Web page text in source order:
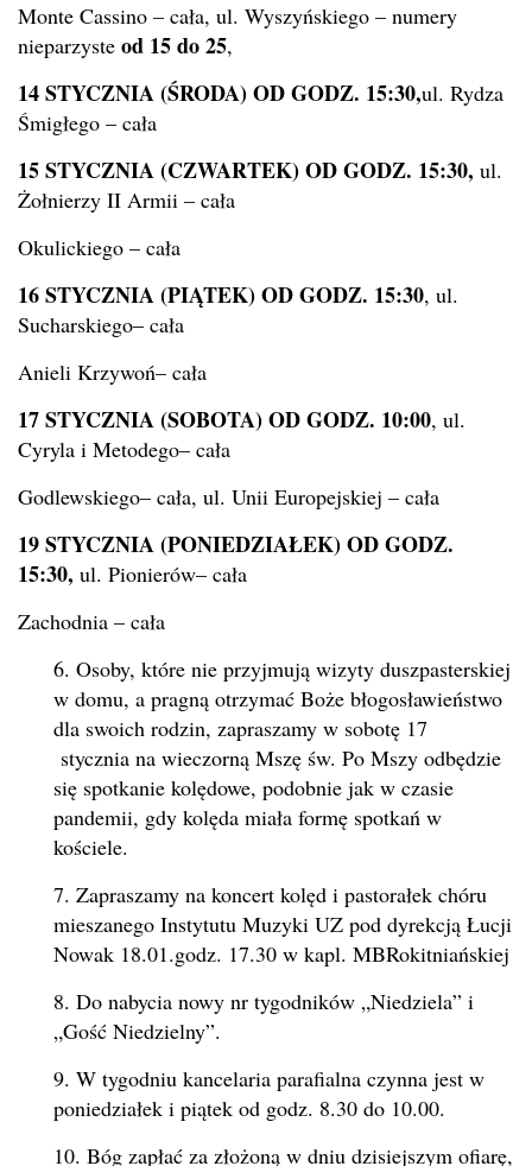
Monte Cassino – cała, ul. Wyszyńskiego – numery
nieparzyste od 15 do 25,
14 STYCZNIA (ŚRODA) OD GODZ. 15:30,ul. Rydza
Śmigłego – cała
15 STYCZNIA (CZWARTEK) OD GODZ. 15:30, ul.
Żołnierzy II Armii – cała
Okulickiego – cała
16 STYCZNIA (PIĄTEK) OD GODZ. 15:30, ul.
Sucharskiego– cała
Anieli Krzywoń– cała
17 STYCZNIA (SOBOTA) OD GODZ. 10:00, ul.
Cyryla i Metodego– cała
Godlewskiego– cała, ul. Unii Europejskiej – cała
19 STYCZNIA (PONIEDZIAŁEK) OD GODZ.
15:30, ul. Pionierów– cała
Zachodnia – cała
6. Osoby, które nie przyjmują wizyty duszpasterskiej
w domu, a pragną otrzymać Boże błogosławieństwo
dla swoich rodzin, zapraszamy w sobotę 17
stycznia na wieczorną Mszę św. Po Mszy odbędzie
się spotkanie kolędowe, podobnie jak w czasie
pandemii, gdy kolęda miała formę spotkań w
kościele.
7. Zapraszamy na koncert kolęd i pastorałek chóru
mieszanego Instytutu Muzyki UZ pod dyrekcją Łucji
Nowak 18.01.godz. 17.30 w kapl. MBRokitniańskiej
8. Do nabycia nowy nr tygodników „Niedziela” i
„Gość Niedzielny”.
9. W tygodniu kancelaria parafialna czynna jest w
poniedziałek i piątek od godz. 8.30 do 10.00.
10. Bóg zapłać za złożoną w dniu dzisiejszym ofiarę,